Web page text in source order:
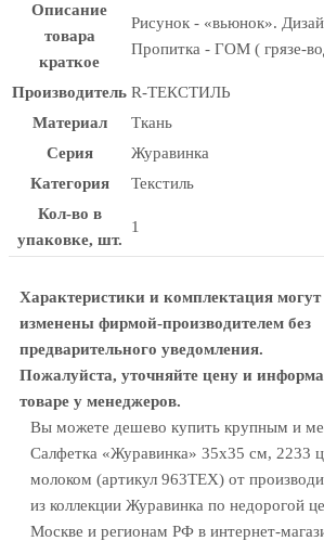
Описание
товара
краткое
Рисунок - «вьюнок».
Пропитка - ГОМ ( грязе-
Производитель R-ТЕКСТИЛЬ
Материал
Ткань
Серия
Журавинка
Категория
Текстиль
Кол-во в
упаковке, шт.
1
Характеристики и комплектация
изменены фирмой-производителем без
предварительного уведомления.
Пожалуйста, уточняйте цену и
товаре у менеджеров.
Вы можете дешево купить крупным и
Салфетка «Журавинка» 35х35 см, 2233
молоком (артикул 963TEX) от
из коллекции Журавинка по недорогой
Москве и регионам РФ в интернет-